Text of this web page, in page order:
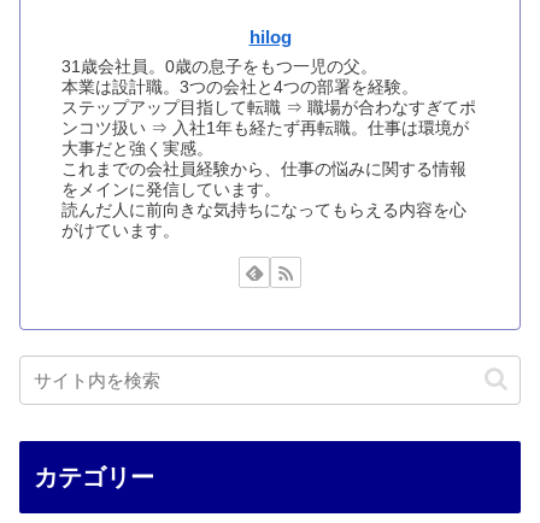
hilog
31歳会社員。0歳の息子をもつ一児の父。
本業は設計職。3つの会社と4つの部署を経験。
ステップアップ目指して転職 ⇒ 職場が合わなすぎてポ
ンコツ扱い ⇒ 入社1年も経たず再転職。仕事は環境が
大事だと強く実感。
これまでの会社員経験から、仕事の悩みに関する情報
をメインに発信しています。
読んだ人に前向きな気持ちになってもらえる内容を心
がけています。
カテゴリー